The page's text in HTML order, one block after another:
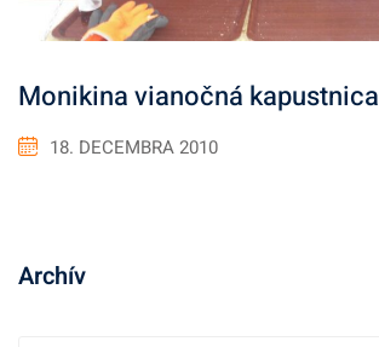
Monikina vianočná kapustnica
18. DECEMBRA 2010
Archív